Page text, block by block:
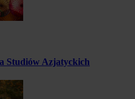
Studiów Azjatyckich